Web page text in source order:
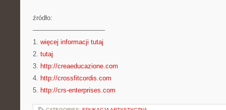
źródło:
———————————
1. więcej informacji tutaj
2. tutaj
3. http://creaeducazione.com
4. http://crossfitcordis.com
5. http://crs-enterprises.com